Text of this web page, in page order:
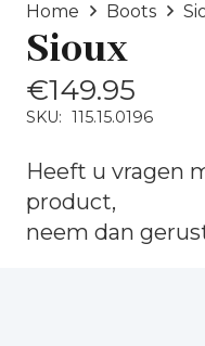
Home Boots
Sioux
€149.95
SKU: 115.15.0196
Heeft u vragen
product,
neem dan